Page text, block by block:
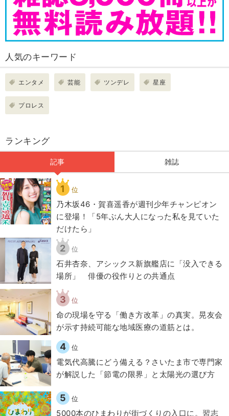
人気のキーワード
エンタメ 芸能 ツンデレ 星座
プロレス
ランキング
記事 雑誌
1 位
乃木坂46・賀喜遥香が週刊少年チャンピオン
に登場！「5年ぶん大人になった私を見ていた
だけたら」
2 位
石井杏奈、アシックス新旗艦店に「没入できる
場所」 俳優の役作りとの共通点
3 位
​命の現場を守る「働き方改革」の真実。晃友会
が示す持続可能な地域医療の道筋とは。
4 位
電気代高騰にどう備える？さいたま市で専門家
が解説した「節電の限界」と太陽光の選び方
5 位
5000本のひまわりが街づくりの入口に。習志